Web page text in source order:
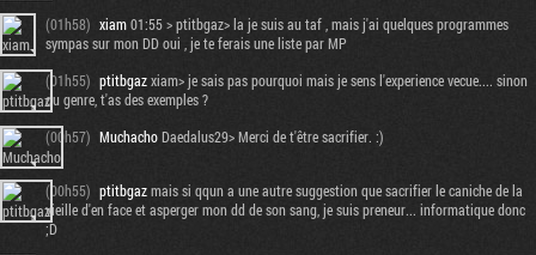
(01h58) xiam01:55 > ptitbgaz> la je suis au taf , mais j'ai quelques programmes
sympas sur mon DD oui , je te ferais une liste par MP
(01h55) ptitbgazxiam> je sais pas pourquoi mais je sens l'experience vecue.... sinon
du genre, t'as des exemples ?
(00h57) MuchachoDaedalus29> Merci de t'être sacrifier. :)
(00h55) ptitbgazmais si qqun a une autre suggestion que sacrifier le caniche de la
vieille d'en face et asperger mon dd de son sang, je suis preneur... informatique donc
;D